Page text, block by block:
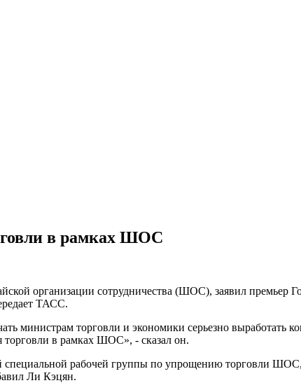
в рамках ШОС
организации сотрудничества (ШОС), заявил
ТАСС.
министрам торговли и экономики серьезно выработать
торговли в рамках ШОС», - сказал он.
специальной рабочей группы по упрощению торговли
Ли Кэцян.